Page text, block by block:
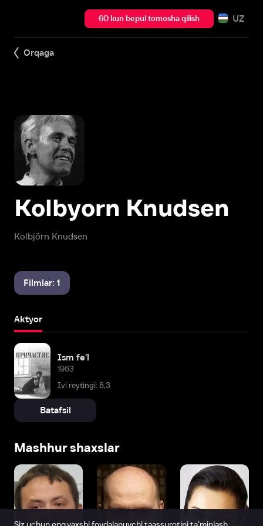
60 kun bepul tomosha qilish UZ
Orqaga
Kolbjörn Knudsen
Kolbyorn Knudsen
Filmlar: 1
Aktyor
Ism fe'l
1963
Ivi reytingi: 8,3
Batafsil
Mashhur shaxslar